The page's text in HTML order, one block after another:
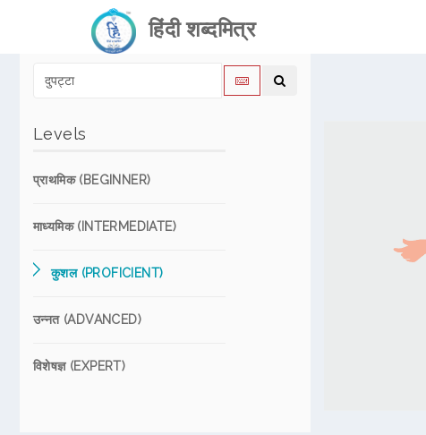
हिंदी शब्दमित्र
Levels
प्राथमिक (BEGINNER)
माध्यमिक (INTERMEDIATE)
कुशल (PROFICIENT)
उन्नत (ADVANCED)
विशेषज्ञ (EXPERT)